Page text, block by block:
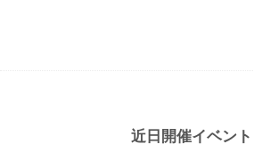
近日開催イベント